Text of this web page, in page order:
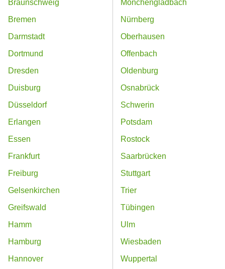
Braunschweig
Bremen
Darmstadt
Dortmund
Dresden
Duisburg
Düsseldorf
Erlangen
Essen
Frankfurt
Freiburg
Gelsenkirchen
Greifswald
Hamm
Hamburg
Hannover
Mönchengladbach
Nürnberg
Oberhausen
Offenbach
Oldenburg
Osnabrück
Schwerin
Potsdam
Rostock
Saarbrücken
Stuttgart
Trier
Tübingen
Ulm
Wiesbaden
Wuppertal